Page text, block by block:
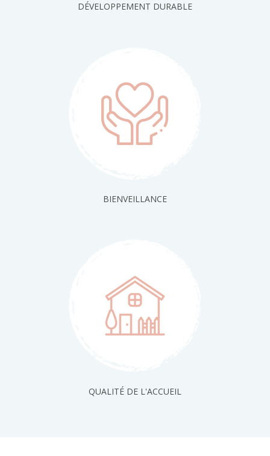
DÉVELOPPEMENT DURABLE
BIENVEILLANCE
QUALITÉ DE L'ACCUEIL